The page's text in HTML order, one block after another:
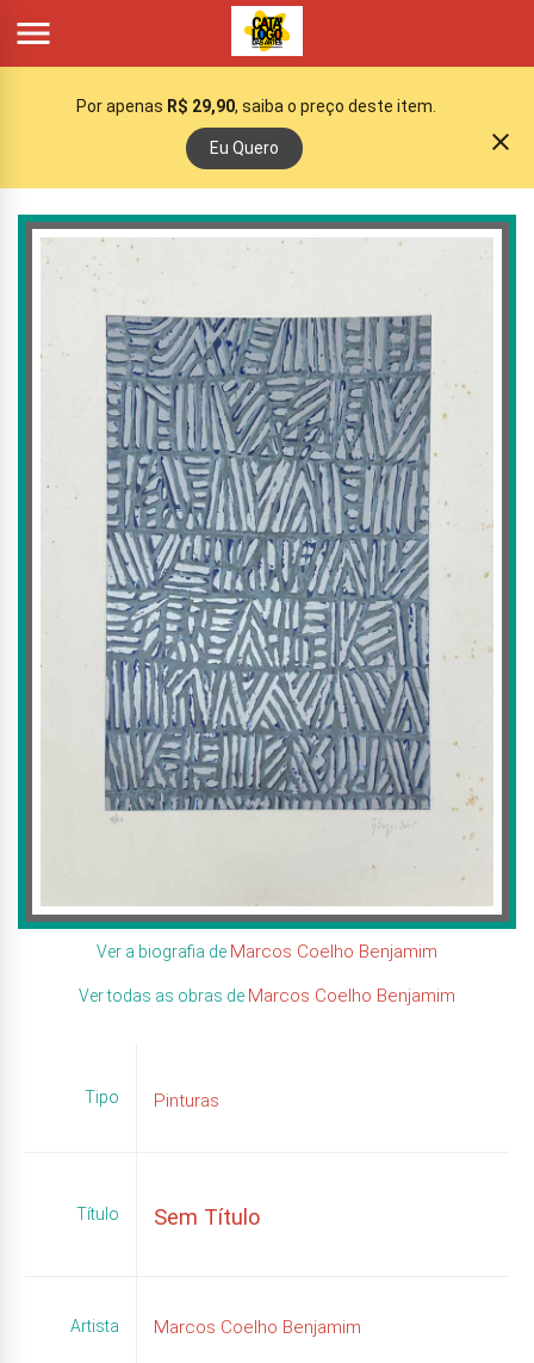

Por apenas R$ 29,90, saiba o preço deste item.
Eu Quero close
Ver a biografia de Marcos Coelho Benjamim
Ver todas as obras de Marcos Coelho Benjamim
Tipo Pinturas
Título Sem Título
Artista Marcos Coelho Benjamim